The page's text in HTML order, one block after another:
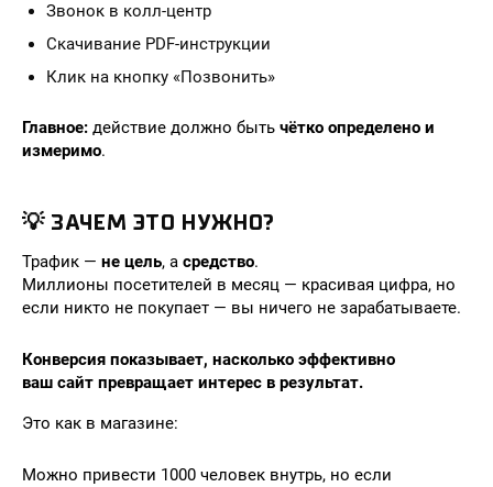
Звонок в колл-центр
Скачивание PDF-инструкции
Клик на кнопку «Позвонить»
Главное: действие должно быть чётко определено и
измеримо.
💡 ЗАЧЕМ ЭТО НУЖНО?
Трафик — не цель, а средство.
Миллионы посетителей в месяц — красивая цифра, но
если никто не покупает — вы ничего не зарабатываете.
Конверсия показывает, насколько эффективно
ваш сайт превращает интерес в результат.
Это как в магазине:
Можно привести 1000 человек внутрь, но если